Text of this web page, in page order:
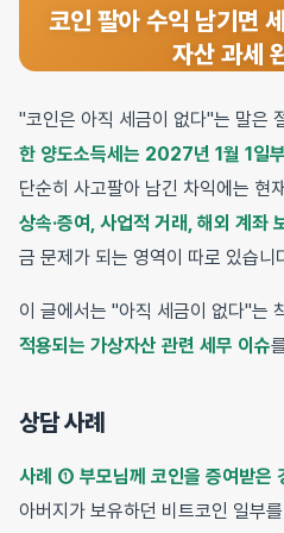
코인 팔아 수익 남기면
자산 과세
"코인은 아직 세금이 없다"는 말은
한 양도소득세는 2027년 1월 1일
단순히 사고팔아 남긴 차익에는 현
상속·증여, 사업적 거래, 해외 계좌
금 문제가 되는 영역이 따로 있습니
이 글에서는 "아직 세금이 없다"는
적용되는 가상자산 관련 세무 이슈
상담 사례
사례 ① 부모님께 코인을 증여받은
아버지가 보유하던 비트코인 일부